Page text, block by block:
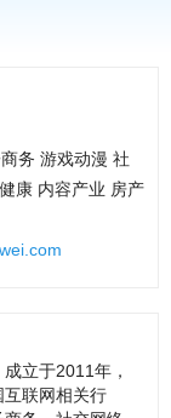
务 游戏动漫 社
康 内容产业 房产
立于2011年，
联网相关行